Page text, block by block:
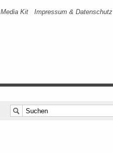
Media Kit Impressum & Datenschutz